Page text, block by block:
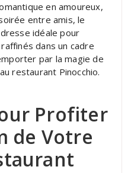
en amoureux,
entre amis, le
idéale pour
dans un cadre
par la magie de
restaurant Pinocchio.
Profiter
de Votre